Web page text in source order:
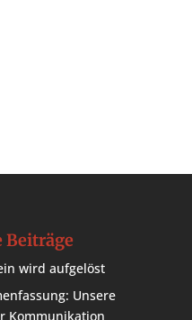
Beiträge
wird aufgelöst
Unsere
Kommunikation